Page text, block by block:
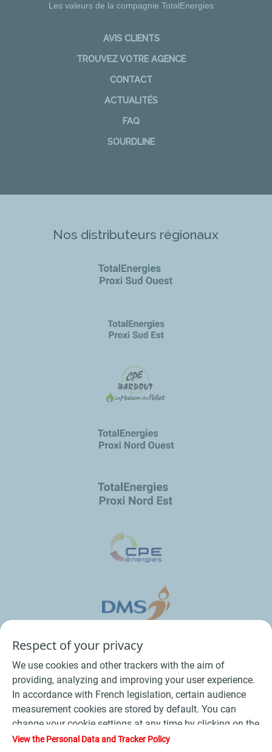
Les valeurs de la compagnie TotalEnergies
AVIS CLIENTS
TROUVEZ VOTRE AGENCE
CONTACT
ACTUALITÉS
FAQ
SOURDLINE
Nos distributeurs régionaux
Conditions Générales de Vente Bois
Respect of your privacy
We use cookies and other trackers with the aim of
providing, analyzing and improving your user experience.
In accordance with French legislation, certain audience
measurement cookies are stored by default. You can
change your cookie settings at any time by clicking on the
"Manage my cookies" button. By clicking on the "Accept"
View the Personal Data and Tracker Policy